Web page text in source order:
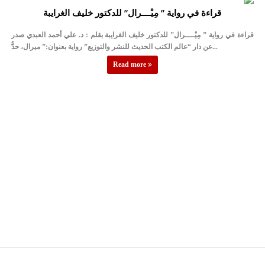
قراءة في رواية ” مِيْــــرال” للدكتور خليف الغرايبة
قراءة في رواية ” مِيْــــرال” للدكتور خليف الغرايبة بقلم : د. علي أحمد العبدي صدر
عن دار “عالم الكتب الحديث للنشر والتوزيع” رواية بعنوان:” ميرال، حدُّ...
Read more